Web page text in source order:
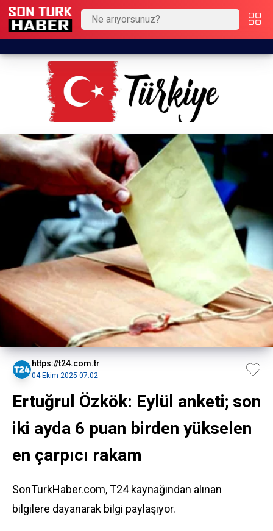
https://t24.com.tr
04 Ekim 2025 07:02
Ertuğrul Özkök: Eylül anketi; son
iki ayda 6 puan birden yükselen
en çarpıcı rakam
SonTurkHaber.com, T24 kaynağından alınan
bilgilere dayanarak bilgi paylaşıyor.